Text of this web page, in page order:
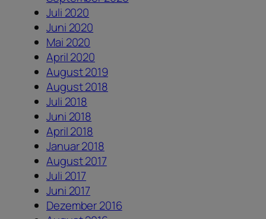
Juli 2020
Juni 2020
Mai 2020
April 2020
August 2019
August 2018
Juli 2018
Juni 2018
April 2018
Januar 2018
August 2017
Juli 2017
Juni 2017
Dezember 2016